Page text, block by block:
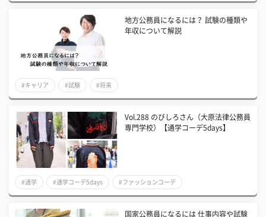
地方公務員になるには？ 試験の種類や
年収について解説
#キャリア #試験 #将来
Vol.288 のびしろさん（大原法律公務員
専門学校）【通学コーデ5days】
#通学 #通学コーデ5days #ファッションコーデ
国家公務員になるには 仕事内容や試験